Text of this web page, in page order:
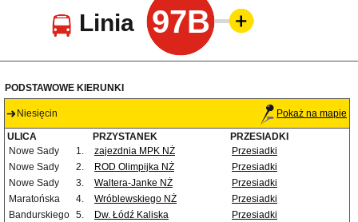
Linia 97B
PODSTAWOWE KIERUNKI
Niesięcin Pokaż na mapie
ULICA PRZYSTANEK
PRZESIADKI
Nowe Sady
1. zajezdnia MPK NŻ
Przesiadki
Nowe Sady
2. ROD Olimpijka NŻ
Przesiadki
Nowe Sady
3. Waltera-Janke NŻ
Przesiadki
Maratońska
4. Wróblewskiego NŻ
Przesiadki
Bandurskiego 5. Dw. Łódź Kaliska
Przesiadki